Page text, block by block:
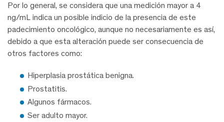
Por lo general, se considera que una medición mayor a 4
ng/mL indica un posible indicio de la presencia de este
padecimiento oncológico, aunque no necesariamente es así,
debido a que esta alteración puede ser consecuencia de
otros factores como:
Hiperplasia prostática benigna.
Prostatitis.
Algunos fármacos.
Ser adulto mayor.